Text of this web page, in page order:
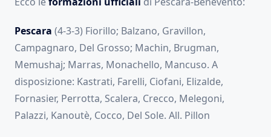
Pescara (4-3-3) Fiorillo; Balzano, Gravillon,
Campagnaro, Del Grosso; Machin, Brugman,
Memushaj; Marras, Monachello, Mancuso. A
disposizione: Kastrati, Farelli, Ciofani, Elizalde,
Fornasier, Perrotta, Scalera, Crecco, Melegoni,
Palazzi, Kanoutè, Cocco, Del Sole. All. Pillon